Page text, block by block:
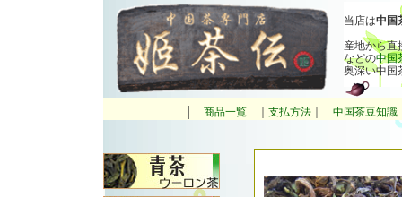
当店は中国
産地から直
などの中国
奥深い中国
商品一覧 支払方法 中国茶豆知識